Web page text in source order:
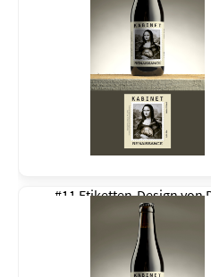
#11 Etiketten-Design von